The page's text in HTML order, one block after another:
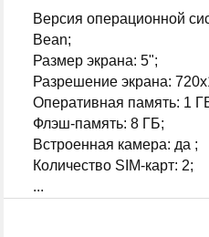
Версия операционной
Bean;
Размер экрана: 5";
Разрешение экрана:
Оперативная память: 1
Флэш-память: 8 ГБ;
Встроенная камера: да ;
Количество SIM-карт: 2;
...